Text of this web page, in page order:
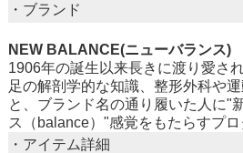
・ブランド
NEW BALANCE(ニューバランス)
1906年の誕生以来長きに渡り愛さ
足の解剖学的な知識、整形外科や
と、ブランド名の通り履いた人に"
ス（balance）"感覚をもたらすプロ
・アイテム詳細